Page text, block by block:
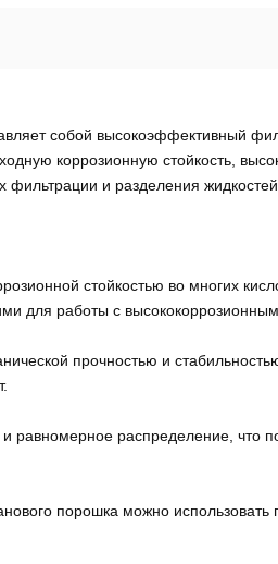
собой высокоэффективный
коррозионную стойкость,
и разделения
стойкостью во многих
для работы с
прочностью и
равномерное распределение, что
порошка можно использовать